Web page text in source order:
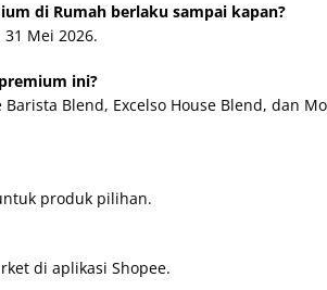
di Rumah berlaku sampai kapan?
Mei 2026.
ini?
Blend, Excelso House Blend, dan
produk pilihan.
di aplikasi Shopee.